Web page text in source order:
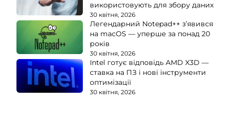
використовують для збору даних
30 квітня, 2026
Легендарний Notepad++ з’явився
на macOS — уперше за понад 20
років
30 квітня, 2026
Intel готує відповідь AMD X3D —
ставка на ПЗ і нові інструменти
оптимізації
30 квітня, 2026